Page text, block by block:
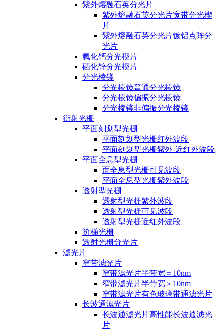
紫外熔融石英分光片
紫外熔融石英分光片宽带分光楔
片
紫外熔融石英分光片镀铝点阵分
光片
氟化钙分光楔片
硒化锌分光楔片
分光棱镜
分光棱镜普通分光棱镜
分光棱镜偏振分光棱镜
分光棱镜非偏振分光棱镜
衍射光栅
平面刻划型光栅
平面刻划型光栅红外波段
平面刻划型光栅紫外-近红外波段
平面全息型光栅
面全息型光栅可见波段
平面全息型光栅紫外波段
透射型光栅
透射型光栅紫外波段
透射型光栅可见波段
透射型光栅近红外波段
阶梯光栅
透射光栅分光片
滤光片
窄带滤光片
窄带滤光片半带宽＝10nm
窄带滤光片半带宽＞10nm
窄带滤光片有色玻璃带通滤光片
长波通滤光片
长波通滤光片高性能长波通滤光
片